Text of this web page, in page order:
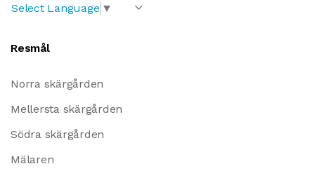
Select Language ▼
Resmål
Norra skärgården
Mellersta skärgården
Södra skärgården
Mälaren